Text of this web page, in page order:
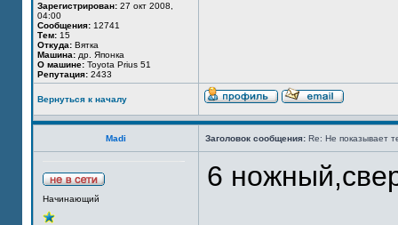
Зарегистрирован: 27 окт 2008,
04:00
Сообщения: 12741
Тем: 15
Откуда: Вятка
Машина: др. Японка
О машине: Toyota Prius 51
Репутация: 2433
Вернуться к началу
Madi Заголовок сообщения: Re: Не показывает
Начинающий
6